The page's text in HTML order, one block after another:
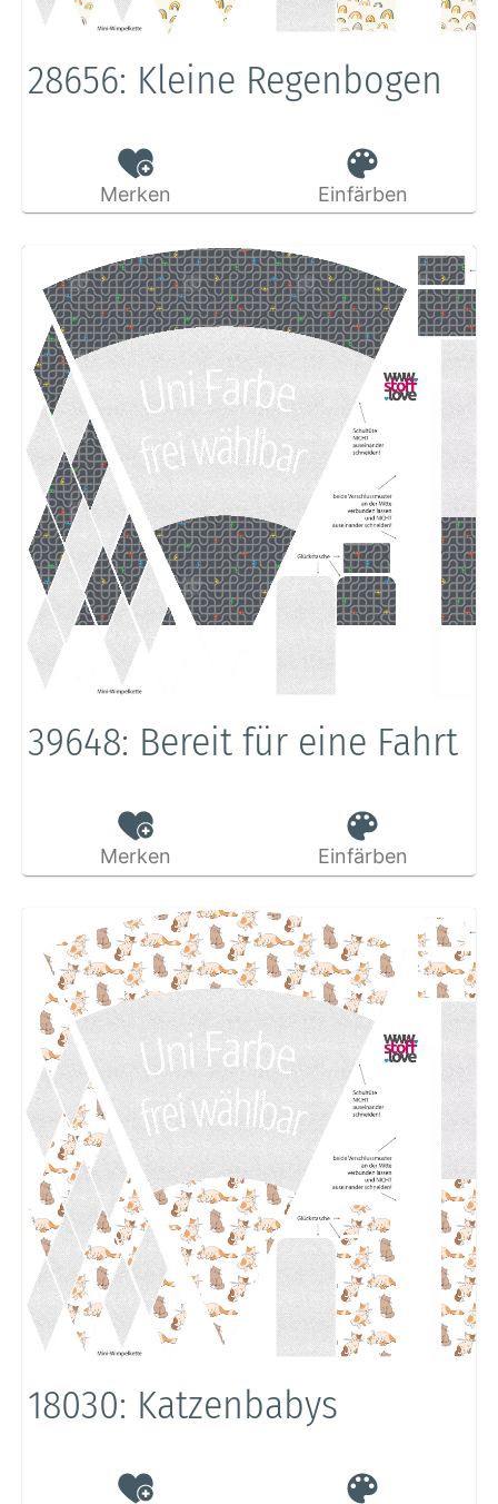
28656: Kleine Regenbogen
Merken Einfärben
39648: Bereit für eine Fahrt
Merken Einfärben
18030: Katzenbabys